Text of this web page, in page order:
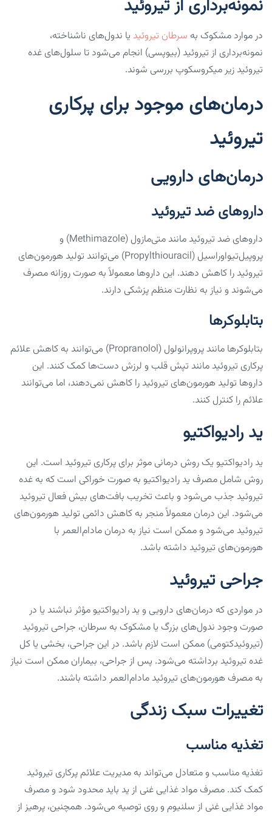
نمونه‌برداری از تیروئید
در موارد مشکوک به سرطان تیروئید یا ندول‌های ناشناخته،
نمونه‌برداری از تیروئید (بیوپسی) انجام می‌شود تا سلول‌های غده
تیروئید زیر میکروسکوپ بررسی شوند.
درمان‌های موجود برای پرکاری
تیروئید
درمان‌های دارویی
داروهای ضد تیروئید
داروهای ضد تیروئید مانند متی‌مازول (Methimazole) و
پروپیل‌تیواوراسیل (Propylthiouracil) می‌توانند تولید هورمون‌های
تیروئید را کاهش دهند. این داروها معمولاً به صورت روزانه مصرف
می‌شوند و نیاز به نظارت منظم پزشکی دارند.
بتابلوکرها
بتابلوکرها مانند پروپرانولول (Propranolol) می‌توانند به کاهش علائم
پرکاری تیروئید مانند تپش قلب و لرزش دست‌ها کمک کنند. این
داروها تولید هورمون‌های تیروئید را کاهش نمی‌دهند، اما می‌توانند
علائم را کنترل کنند.
ید رادیواکتیو
ید رادیواکتیو یک روش درمانی موثر برای پرکاری تیروئید است. این
روش شامل مصرف ید رادیواکتیو به صورت خوراکی است که به غده
تیروئید جذب می‌شود و باعث تخریب بافت‌های بیش فعال تیروئید
می‌شود. این درمان معمولاً منجر به کاهش دائمی تولید هورمون‌های
تیروئید می‌شود و ممکن است نیاز به درمان مادام‌العمر با
هورمون‌های تیروئید داشته باشد.
جراحی تیروئید
در مواردی که درمان‌های دارویی و ید رادیواکتیو مؤثر نباشند یا در
صورت وجود ندول‌های بزرگ یا مشکوک به سرطان، جراحی تیروئید
(تیروئیدکتومی) ممکن است لازم باشد. در این جراحی، بخشی یا کل
غده تیروئید برداشته می‌شود. پس از جراحی، بیماران ممکن است نیاز
به مصرف هورمون‌های تیروئید مادام‌العمر داشته باشند.
تغییرات سبک زندگی
تغذیه مناسب
تغذیه مناسب و متعادل می‌تواند به مدیریت علائم پرکاری تیروئید
کمک کند. مصرف مواد غذایی غنی از ید باید محدود شود و مصرف
مواد غذایی غنی از سلنیوم و روی توصیه می‌شود. همچنین، پرهیز از